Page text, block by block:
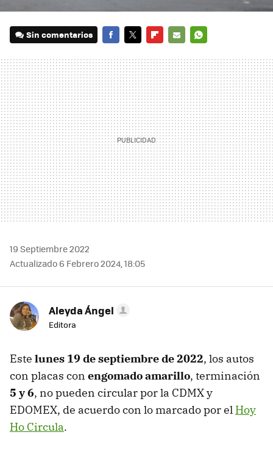
Sin comentarios
MAIL
19 Septiembre 2022
Actualizado 6 Febrero 2024, 18:05
Aleyda Ángel
Editora
Este lunes 19 de septiembre de 2022, los autos
con placas con engomado amarillo, terminación
5 y 6, no pueden circular por la CDMX y
EDOMEX, de acuerdo con lo marcado por el Hoy
Ho Circula.